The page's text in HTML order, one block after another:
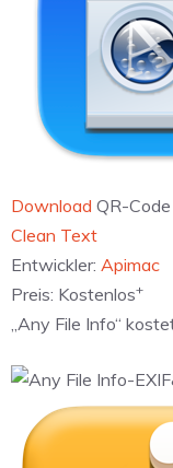
Download QR-Code
‎Clean Text
Entwickler: Apimac
Preis: Kostenlos+
„Any File Info“